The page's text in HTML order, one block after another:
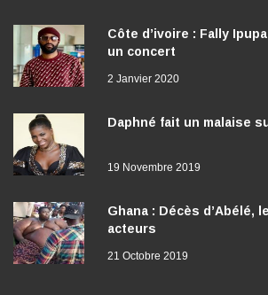
Côte d’ivoire : Fally
un concert
2 Janvier 2020
Daphné fait un malaise
19 Novembre 2019
Ghana : Décès d’Abélé,
acteurs
21 Octobre 2019